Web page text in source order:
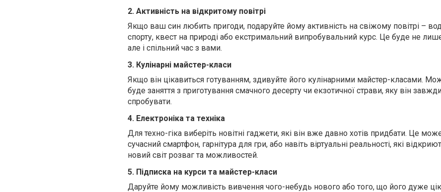
2. Активність на відкритому повітрі
Якщо ваш син любить пригоди, подаруйте йому активність на свіжому повітрі –
спорту, квест на природі або екстримальний випробувальний курс. Це буде не
але і спільний час з вами.
3. Кулінарні майстер-класи
Якщо він цікавиться готуванням, здивуйте його кулінарними майстер-класами.
буде заняття з приготування смачного десерту чи екзотичної страви, яку він
спробувати.
4. Електроніка та техніка
Для техно-гіка виберіть новітні гаджети, які він вже давно хотів придбати. Це
сучасний смартфон, гарнітура для гри, або навіть віртуальні реальності, які
новий світ розваг та можливостей.
5. Підписка на курси та майстер-класи
Даруйте йому можливість вивчення чого-небудь нового або того, що його дуже